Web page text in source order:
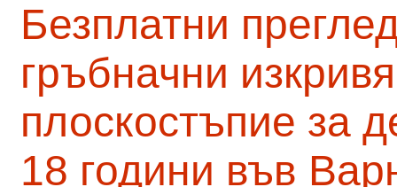
Безплатни
гръбначни
плоскостъпие за
18 години във